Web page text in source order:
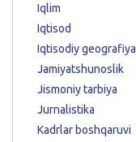
Iqlim
Iqtisod
Iqtisodiy geografiya
Jamiyatshunoslik
Jismoniy tarbiya
Jurnalistika
Kadrlar boshqaruvi